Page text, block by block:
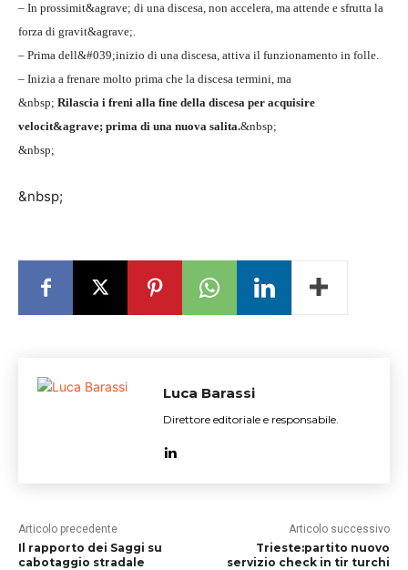
– In prossimit&agrave; di una discesa, non accelera, ma attende e sfrutta la
forza di gravit&agrave;.
– Prima dell&#039;inizio di una discesa, attiva il funzionamento in folle.
– Inizia a frenare molto prima che la discesa termini, ma
&nbsp; Rilascia i freni alla fine della discesa per acquisire
velocit&agrave; prima di una nuova salita.&nbsp;
&nbsp;
&nbsp;
Luca Barassi
Direttore editoriale e responsabile.
Articolo precedente
Il rapporto dei Saggi su
cabotaggio stradale
Articolo successivo
Trieste:partito nuovo
servizio check in tir turchi